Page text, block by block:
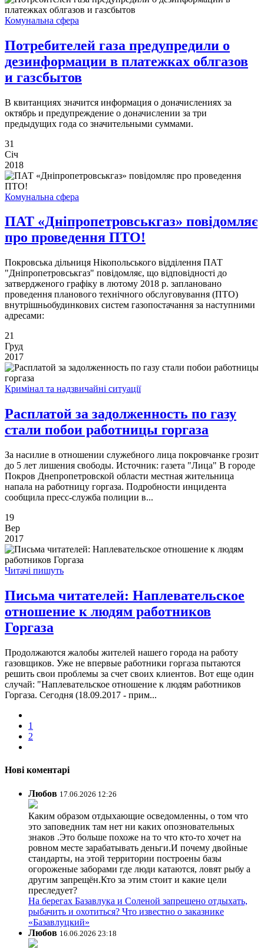
Комунальна сфера
Потребителей газа предупредили о
дезинформации в платежках облгазов
и газсбытов
В квитанциях значится информация о доначислениях за
октябрь и предупреждение о доначислении за три
предыдущих года со значительными суммами.
31
Січ
2018
Комунальна сфера
ПАТ «Дніпропетровськгаз» повідомляє
про проведення ПТО!
Покровська дільниця Нікопольського відділення ПАТ
"Дніпропетровськгаз" повідомляє, що відповідності до
затвердженого графіку в лютому 2018 р. заплановано
проведення планового технічного обслуговування (ПТО)
внутрішньобудинкових систем газопостачання за наступними
адресами:
21
Груд
2017
Кримінал та надзвичайні ситуації
Расплатой за задолженность по газу
стали побои работницы горгаза
За насилие в отношении служебного лица покровчанке грозит
до 5 лет лишения свободы. Источник: газета "Лица" В городе
Покров Днепропетровской области местная жительница
напала на работницу горгаза. Подробности инцидента
сообщила пресс-служба полиции в...
19
Вер
2017
Читачі пишуть
Письма читателей: Наплевательское
отношение к людям работников
Горгаза
Продолжаются жалобы жителей нашего города на работу
газовщиков. Уже не впервые работники горгаза пытаются
решить свои проблемы за счет своих клиентов. Вот еще один
случай: "Наплевательское отношение к людям работников
Горгаза. Сегодня (18.09.2017 - прим...
1
2
Нові коментарі
Любов 17.06.2026 12:26
Каким образом отдыхающие осведомленны, о том что
это заповедник там нет ни каких опозновательных
знаков .Это больше похоже на то что кто-то хочет на
ровном месте зарабатывать деньги.И почему двойные
стандарты, на этой территории построены базы
огороженые заборами где люди катаются, ловят рыбу а
другим запрещён.Кто за этим стоит и какие цели
преследует?
На берегах Базавлука и Соленой запрещено отдыхать,
рыбачить и охотиться? Что известно о заказнике
«Базавлуцкий»
Любов 16.06.2026 23:18